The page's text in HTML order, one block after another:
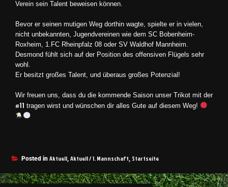
Verein sein Talent beweisen können.
Bevor er seinen mutigen Weg dorthin wagte, spielte er in vielen,
nicht unbekannten, Jugendvereinen wie dem SC Bobenheim-
Roxheim, 1.FC Rheinpfalz 08 oder SV Waldhof Mannheim.
Desmond fühlt sich auf der Position des offensiven Flügels sehr
wohl.
Er besitzt großes Talent, und überaus großes Potenzial!
Wir freuen uns, dass du die kommende Saison unser Trikot mit der
#11 tragen wirst und wünschen dir alles Gute auf diesem Weg!
Posted in Aktuell, Aktuell / 1. Mannschaft, Startseite